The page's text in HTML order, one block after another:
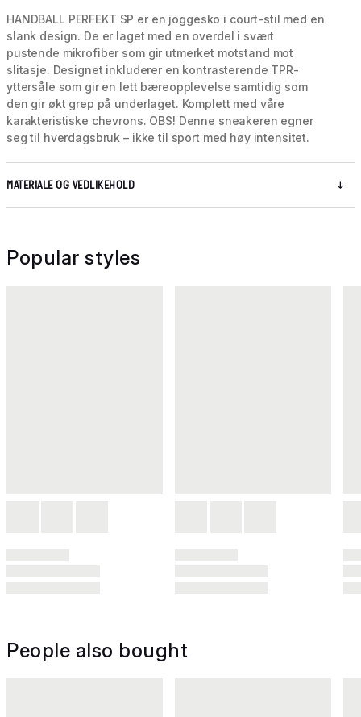
HANDBALL PERFEKT SP er en joggesko i court-stil med en
slank design. De er laget med en overdel i svært
pustende mikrofiber som gir utmerket motstand mot
slitasje. Designet inkluderer en kontrasterende TPR-
yttersåle som gir en lett bæreopplevelse samtidig som
den gir økt grep på underlaget. Komplett med våre
karakteristiske chevrons. OBS! Denne sneakeren egner
seg til hverdagsbruk – ikke til sport med høy intensitet.
MATERIALE OG VEDLIKEHOLD
Popular styles
People also bought